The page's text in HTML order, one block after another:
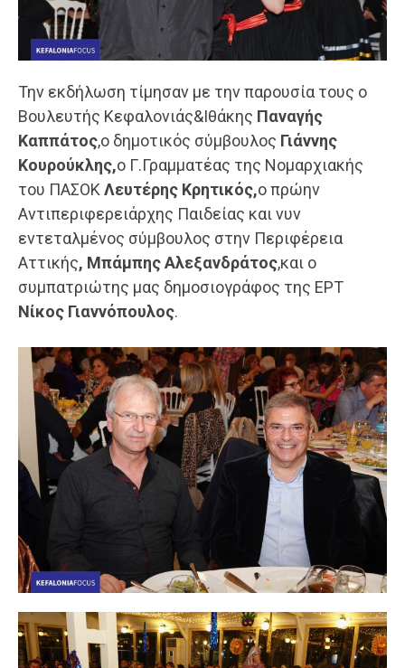
Την εκδήλωση τίμησαν με την παρουσία τους ο
Βουλευτής Κεφαλονιάς&Ιθάκης Παναγής
Καππάτος,ο δημοτικός σύμβουλος Γιάννης
Κουρούκλης,ο Γ.Γραμματέας της Νομαρχιακής
του ΠΑΣΟΚΛευτέρης Κρητικός,ο πρώην
Αντιπεριφερειάρχης Παιδείας και νυν
εντεταλμένος σύμβουλος στην Περιφέρεια
Αττικής, Μπάμπης Αλεξανδράτος,και ο
συμπατριώτης μας δημοσιογράφος της ΕΡΤ
Νίκος Γιαννόπουλος.